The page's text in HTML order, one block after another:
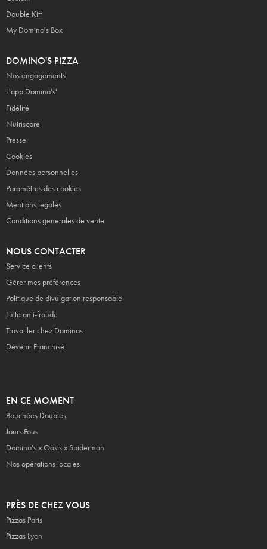
Double Kiff
My Domino's Box
DOMINO'S PIZZA
Nos engagements
L'app Domino's'
Fidélité
Nutriscore
Presse
Cookies
Données personnelles
Paramètres des cookies
Mentions legales
Conditions generales de vente
NOUS CONTACTER
Service clients
Gérer mes préférences
Politique de divulgation responsable
Lutte anti-fraude
Travailler chez Dominos
Devenir Franchisé
EN CE MOMENT
Bouchées Doubles
Jours Fous
Domino's x Oasis x Spiderman
Nos opérations locales
PRÈS DE CHEZ VOUS
Pizzas Paris
Pizzas Lyon